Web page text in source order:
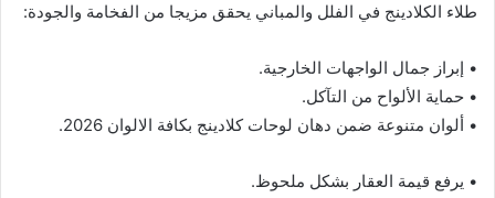
طلاء الكلادينج في الفلل والمباني يحقق مزيجا من الفخامة والجودة:
• إبراز جمال الواجهات الخارجية.
• حماية الألواح من التآكل.
• ألوان متنوعة ضمن دهان لوحات كلادينج بكافة الالوان 2026.
• يرفع قيمة العقار بشكل ملحوظ.